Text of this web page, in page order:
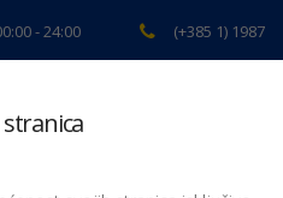
- 24:00 (+385 1) 1987
Preventiva